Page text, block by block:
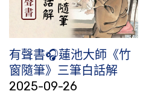
有聲書🎧蓮池大師《竹
窗隨筆》三筆白話解
2025-09-26